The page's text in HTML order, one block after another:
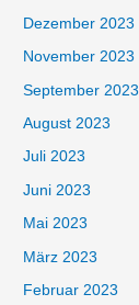
Dezember 2023
November 2023
September 2023
August 2023
Juli 2023
Juni 2023
Mai 2023
März 2023
Februar 2023